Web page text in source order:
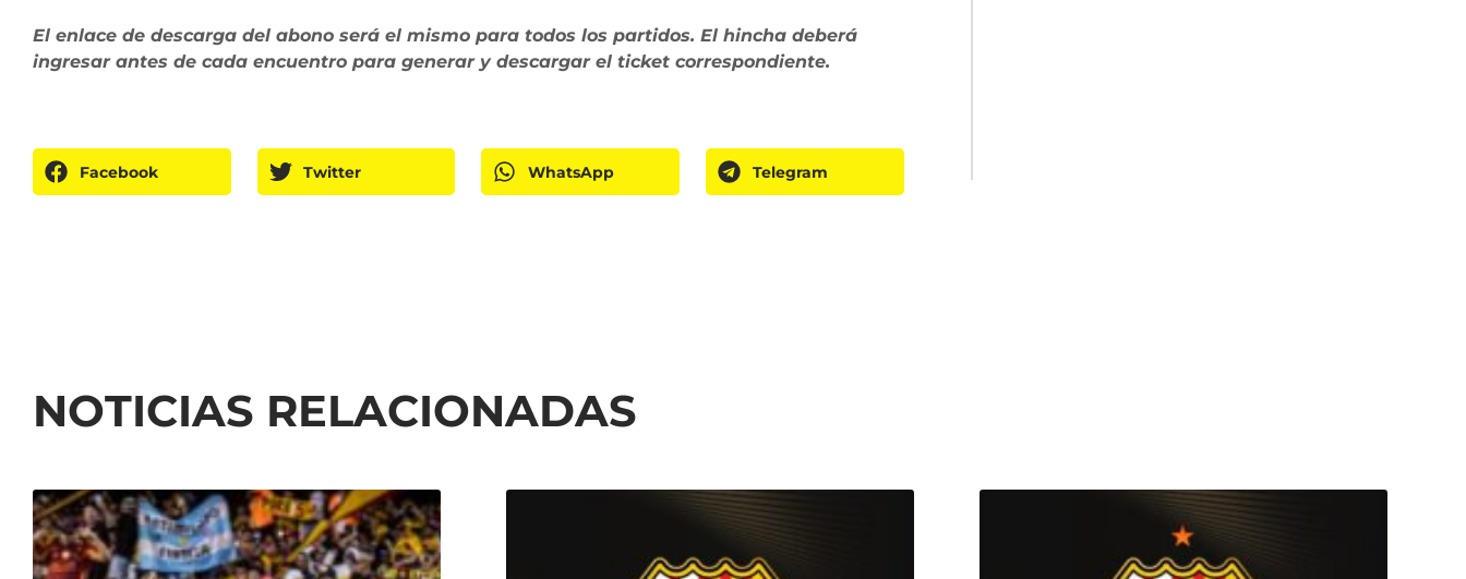
El enlace de descarga del abono será el mismo para todos los partidos. El hincha deberá
ingresar antes de cada encuentro para generar y descargar el ticket correspondiente.
Facebook Twitter WhatsApp Telegram
NOTICIAS RELACIONADAS